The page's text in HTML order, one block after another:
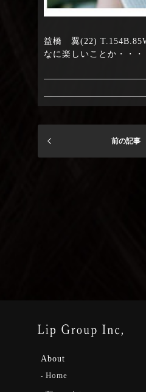
益橋 翼(22)
なに楽しいことか・・
前の記事
About
Home